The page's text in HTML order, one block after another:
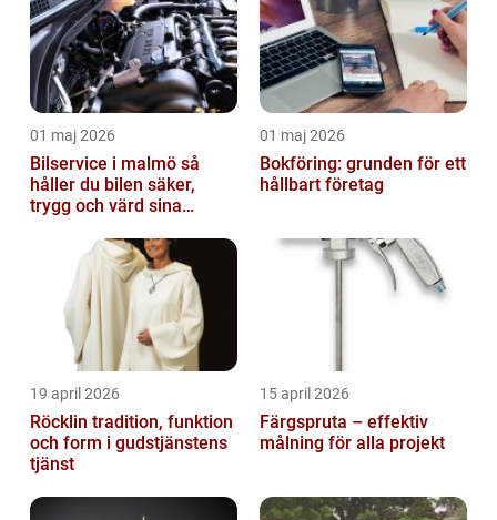
01 maj 2026
Bilservice i malmö så
håller du bilen säker,
trygg och värd sina
01 maj 2026
Bokföring: grunden för ett
hållbart företag
19 april 2026
Röcklin tradition, funktion
och form i gudstjänstens
tjänst
15 april 2026
Färgspruta – effektiv
målning för alla projekt